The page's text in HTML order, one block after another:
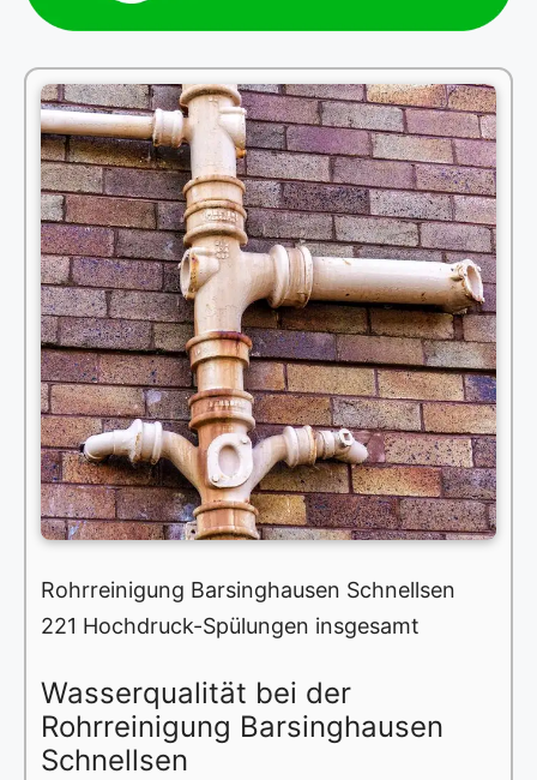
Rohrreinigung Barsinghausen Schnellsen
221 Hochdruck-Spülungen insgesamt
Wasserqualität bei der
Rohrreinigung Barsinghausen
Schnellsen